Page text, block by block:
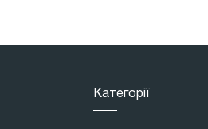
Категорії